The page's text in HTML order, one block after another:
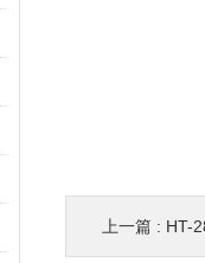
上一篇 : HT-